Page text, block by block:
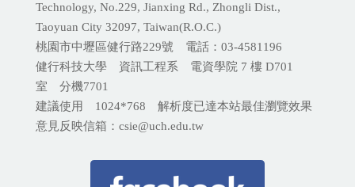
Technology, No.229, Jianxing Rd., Zhongli Dist.,
Taoyuan City 32097, Taiwan(R.O.C.)
桃園市中壢區健行路229號 電話：03-4581196
健行科技大學 資訊工程系 電資學院 7 樓 D701
室 分機7701
建議使用 1024*768 解析度已達本站最佳瀏覽效果
意見反映信箱：csie@uch.edu.tw